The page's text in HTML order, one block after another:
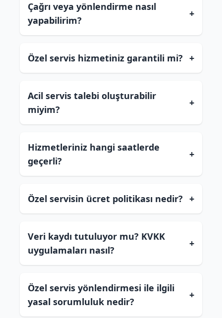
Çağrı veya yönlendirme nasıl
yapabilirim?
+
Özel servis hizmetiniz garantili mi? +
Acil servis talebi oluşturabilir
miyim?
+
Hizmetleriniz hangi saatlerde
geçerli?
+
Özel servisin ücret politikası nedir? +
Veri kaydı tutuluyor mu? KVKK
uygulamaları nasıl?
+
Özel servis yönlendirmesi ile ilgili
yasal sorumluluk nedir?
+